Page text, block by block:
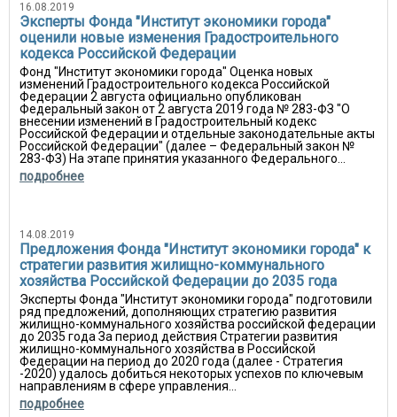
16.08.2019
Эксперты Фонда "Институт экономики города"
оценили новые изменения Градостроительного
кодекса Российской Федерации
Фонд "Институт экономики города" Оценка новых
изменений Градостроительного кодекса Российской
Федерации 2 августа официально опубликован
Федеральный закон от 2 августа 2019 года № 283-ФЗ "О
внесении изменений в Градостроительный кодекс
Российской Федерации и отдельные законодательные акты
Российской Федерации" (далее – Федеральный закон №
283-ФЗ) На этапе принятия указанного Федерального...
подробнее
14.08.2019
Предложения Фонда "Институт экономики города" к
стратегии развития жилищно-коммунального
хозяйства Российской Федерации до 2035 года
Эксперты Фонда "Институт экономики города" подготовили
ряд предложений, дополняющих стратегию развития
жилищно-коммунального хозяйства российской федерации
до 2035 года За период действия Стратегии развития
жилищно-коммунального хозяйства в Российской
Федерации на период до 2020 года (далее - Стратегия
-2020) удалось добиться некоторых успехов по ключевым
направлениям в сфере управления...
подробнее